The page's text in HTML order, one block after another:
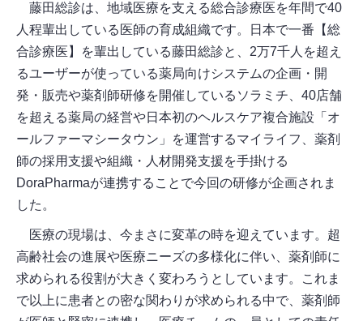
藤田総診は、地域医療を支える総合診療医を年間で40
人程輩出している医師の育成組織です。日本で一番【総
合診療医】を輩出している藤田総診と、2万7千人を超え
るユーザーが使っている薬局向けシステムの企画・開
発・販売や薬剤師研修を開催しているソラミチ、40店舗
を超える薬局の経営や日本初のヘルスケア複合施設「オ
ールファーマシータウン」を運営するマイライフ、薬剤
師の採用支援や組織・人材開発支援を手掛ける
DoraPharmaが連携することで今回の研修が企画されま
した。
医療の現場は、今まさに変革の時を迎えています。超
高齢社会の進展や医療ニーズの多様化に伴い、薬剤師に
求められる役割が大きく変わろうとしています。これま
で以上に患者との密な関わりが求められる中で、薬剤師